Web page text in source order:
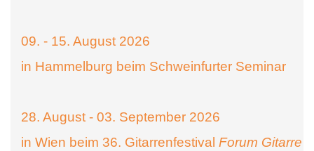
09. - 15. August 2026
in Hammelburg beim Schweinfurter Seminar
28. August - 03. September 2026
in Wien beim 36. Gitarrenfestival Forum Gitarre